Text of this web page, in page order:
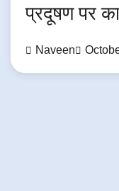
प्रदूषण पर
Naveen